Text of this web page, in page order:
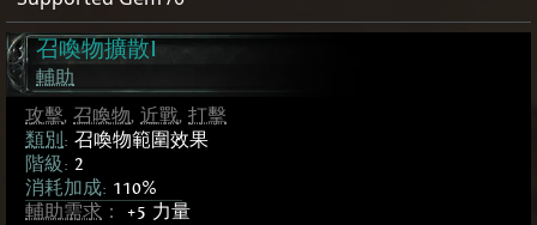
召喚物擴散I
輔助
攻擊, 召喚物, 近戰, 打擊
類別 : 召喚物範圍效果
階級: 2
消耗加成: 110%
輔助需求 ： +5 力量